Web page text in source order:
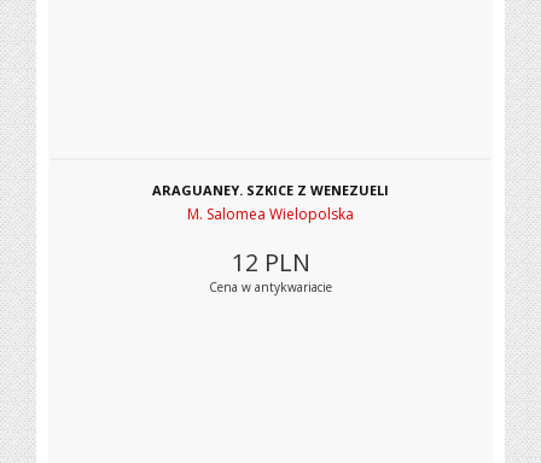
ARAGUANEY. SZKICE Z WENEZUELI
M. Salomea Wielopolska
12 PLN
Cena w antykwariacie